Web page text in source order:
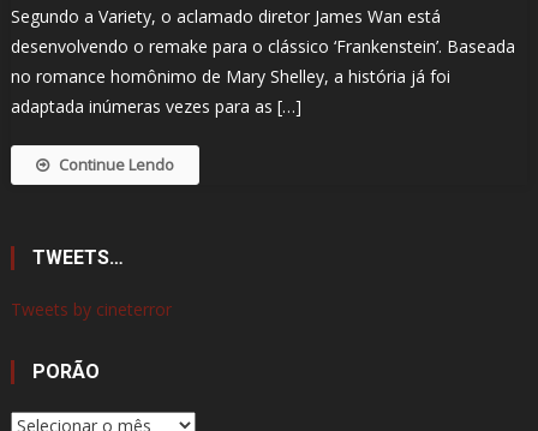
Segundo a Variety, o aclamado diretor James Wan está
desenvolvendo o remake para o clássico ‘Frankenstein’. Baseada
no romance homônimo de Mary Shelley, a história já foi
adaptada inúmeras vezes para as […]
Continue Lendo
TWEETS…
Tweets by cineterror
PORÃO
Porão